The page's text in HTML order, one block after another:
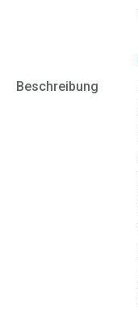
Beschreibung